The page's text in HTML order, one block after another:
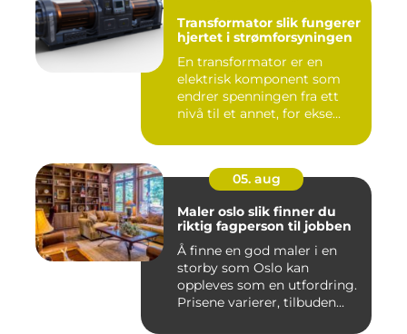
Transformator slik fungerer
hjertet i strømforsyningen
En transformator er en
elektrisk komponent som
endrer spenningen fra ett
nivå til et annet, for ekse...
05. aug
Maler oslo slik finner du
riktig fagperson til jobben
Å finne en god maler i en
storby som Oslo kan
oppleves som en utfordring.
Prisene varierer, tilbuden...